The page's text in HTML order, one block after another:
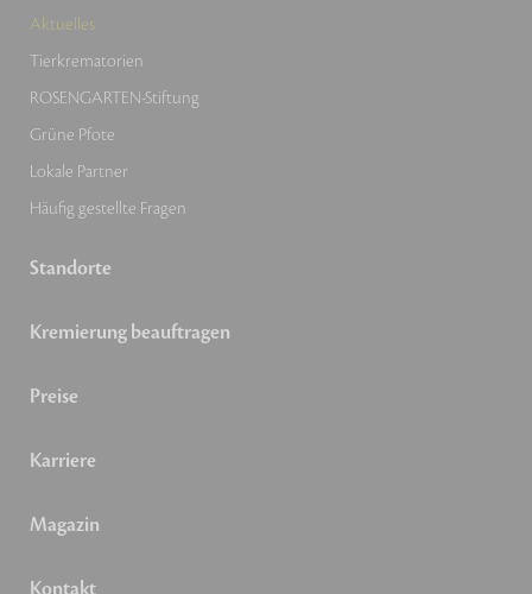
Aktuelles
Tierkrematorien
ROSENGARTEN-Stiftung
Grüne Pfote
Lokale Partner
Häufig gestellte Fragen
Standorte
Kremierung beauftragen
Preise
Karriere
Magazin